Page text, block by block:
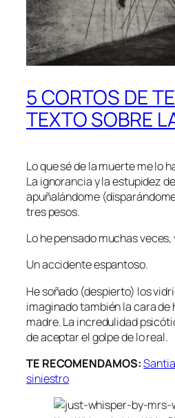
5 CORTOS DE
TEXTO SOBRE
Lo que sé de la muerte me lo
La ignorancia y la estupidez
apuñalándome
tres pesos.
Lo he pensado muchas
Un accidente espantoso.
He soñado (despierto) los
imaginado también la cara
madre. La incredulidad
de aceptar el golpe de lo real.
TE RECOMENDAMOS:
siniestro